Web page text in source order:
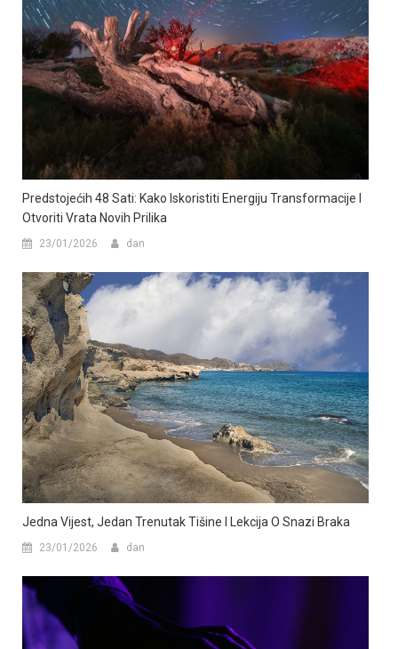
Predstojećih 48 Sati: Kako Iskoristiti Energiju Transformacije I
Otvoriti Vrata Novih Prilika
23/01/2026 dan
Jedna Vijest, Jedan Trenutak Tišine I Lekcija O Snazi Braka
23/01/2026 dan